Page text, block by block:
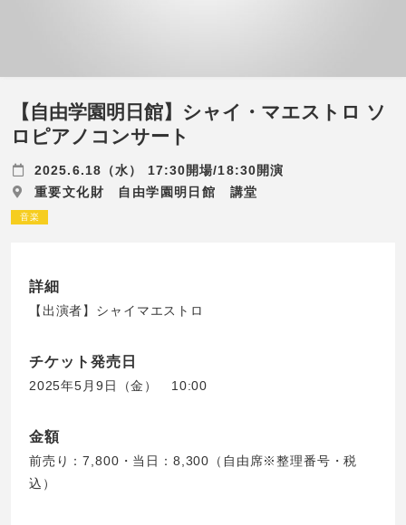
【自由学園明日館】シャイ・マエストロ ソ
ロピアノコンサート
2025.6.18（水） 17:30開場/18:30開演
重要文化財 自由学園明日館 講堂
音楽
詳細
【出演者】シャイマエストロ
チケット発売日
2025年5月9日（金） 10:00
金額
前売り：7,800・当日：8,300（自由席※整理番号・税
込）